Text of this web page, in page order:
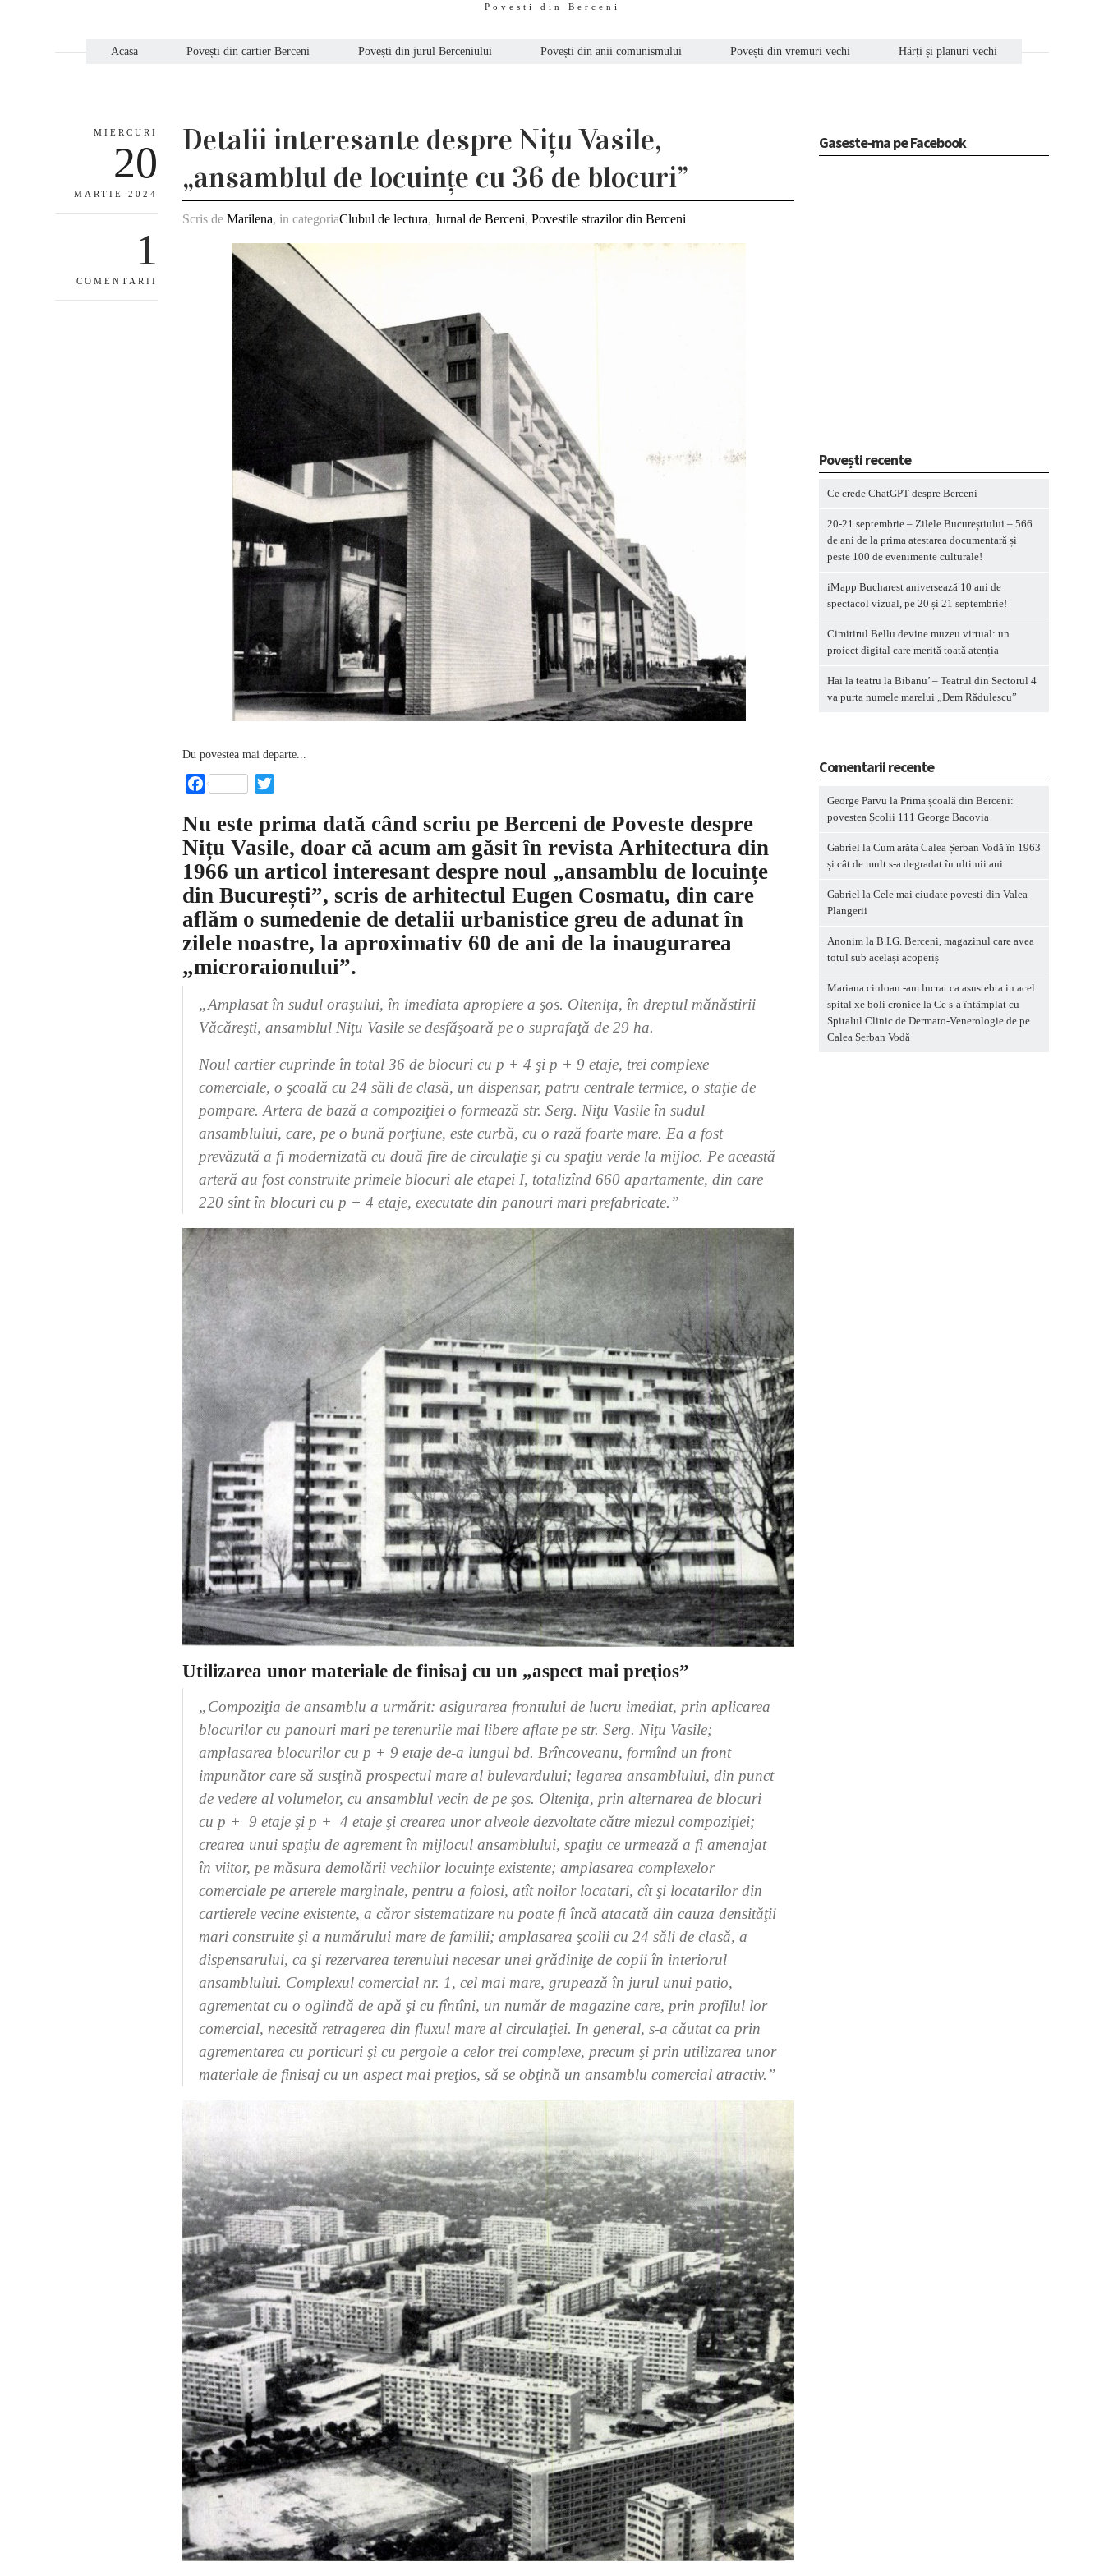
Povesti din Berceni
Acasa Povești din cartier Berceni Povești din jurul Berceniului Povești din anii comunismului Povești din vremuri vechi Hărți și planuri vechi
MIERCURI
20
MARTIE 2024
1
COMENTARII
Detalii interesante despre Nițu Vasile,
„ansamblul de locuințe cu 36 de blocuri”
Scris deMarilena, in categoriaClubul de lectura,Jurnal de Berceni,Povestile strazilor din Berceni
Du povestea mai departe...
Facebook
Nu este prima dată când scriu pe Berceni de Poveste despre
Nițu Vasile, doar că acum am găsit în revista Arhitectura din
1966 un articol interesant despre noul „ansamblu de locuințe
din București”, scris de arhitectul Eugen Cosmatu, din care
aflăm o sumedenie de detalii urbanistice greu de adunat în
zilele noastre, la aproximativ 60 de ani de la inaugurarea
„microraionului”.
„Amplasat în sudul oraşului, în imediata apropiere a şos. Olteniţa, în dreptul mănăstirii
Văcăreşti, ansamblul Niţu Vasile se desfăşoară pe o suprafaţă de 29 ha.
Noul cartier cuprinde în total 36 de blocuri cu p + 4 şi p + 9 etaje, trei complexe
comerciale, o şcoală cu 24 săli de clasă, un dispensar, patru centrale termice, o staţie de
pompare. Artera de bază a compoziţiei o formează str. Serg. Niţu Vasile în sudul
ansamblului, care, pe o bună porţiune, este curbă, cu o rază foarte mare. Ea a fost
prevăzută a fi modernizată cu două fire de circulaţie şi cu spaţiu verde la mijloc. Pe această
arteră au fost construite primele blocuri ale etapei I, totalizînd 660 apartamente, din care
220 sînt în blocuri cu p + 4 etaje, executate din panouri mari prefabricate.”
Utilizarea unor materiale de finisaj cu un „aspect mai preţios”
„Compoziţia de ansamblu a urmărit: asigurarea frontului de lucru imediat, prin aplicarea
blocurilor cu panouri mari pe terenurile mai libere aflate pe str. Serg. Niţu Vasile;
amplasarea blocurilor cu p + 9 etaje de-a lungul bd. Brîncoveanu, formînd un front
impunător care să susţină prospectul mare al bulevardului; legarea ansamblului, din punct
de vedere al volumelor, cu ansamblul vecin de pe şos. Olteniţa, prin alternarea de blocuri
cu p + 9 etaje şi p + 4 etaje şi crearea unor alveole dezvoltate către miezul compoziţiei;
crearea unui spaţiu de agrement în mijlocul ansamblului, spaţiu ce urmează a fi amenajat
în viitor, pe măsura demolării vechilor locuinţe existente; amplasarea complexelor
comerciale pe arterele marginale, pentru a folosi, atît noilor locatari, cît şi locatarilor din
cartierele vecine existente, a căror sistematizare nu poate fi încă atacată din cauza densităţii
mari construite şi a numărului mare de familii; amplasarea şcolii cu 24 săli de clasă, a
dispensarului, ca şi rezervarea terenului necesar unei grădiniţe de copii în interiorul
ansamblului. Complexul comercial nr. 1, cel mai mare, grupează în jurul unui patio,
agrementat cu o oglindă de apă şi cu fîntîni, un număr de magazine care, prin profilul lor
comercial, necesită retragerea din fluxul mare al circulaţiei. In general, s-a căutat ca prin
agrementarea cu porticuri şi cu pergole a celor trei complexe, precum şi prin utilizarea unor
materiale de finisaj cu un aspect mai preţios, să se obţină un ansamblu comercial atractiv.”
Gaseste-ma pe Facebook
Povești recente
Ce crede ChatGPT despre Berceni
20-21 septembrie – Zilele Bucureștiului – 566
de ani de la prima atestarea documentară și
peste 100 de evenimente culturale!
iMapp Bucharest aniversează 10 ani de
spectacol vizual, pe 20 și 21 septembrie!
Cimitirul Bellu devine muzeu virtual: un
proiect digital care merită toată atenția
Hai la teatru la Bibanu’ – Teatrul din Sectorul 4
va purta numele marelui „Dem Rădulescu”
Comentarii recente
George Parvu la Prima școală din Berceni:
povestea Școlii 111 George Bacovia
Gabriel la Cum arăta Calea Șerban Vodă în 1963
și cât de mult s-a degradat în ultimii ani
Gabriel la Cele mai ciudate povesti din Valea
Plangerii
Anonim la B.I.G. Berceni, magazinul care avea
totul sub același acoperiș
Mariana ciuloan -am lucrat ca asustebta in acel
spital xe boli cronice la Ce s-a întâmplat cu
Spitalul Clinic de Dermato-Venerologie de pe
Calea Șerban Vodă